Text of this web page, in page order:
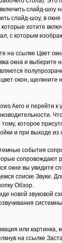
слайд-шоу
слайд-шоу, в
хотите
с которым
на ссылке Цвет
окна и
окон, щелкните
Aero и перейти
которое
и при выходе
события
окне вы увидите
списке Звуки.
Обзор.
новой звуковой
или
на ссылке